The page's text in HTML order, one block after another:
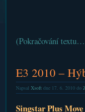
(Pokračování
E3 2010 –
Napsal Xsoftdne 17. 6. 2010 do
Singstar Plus